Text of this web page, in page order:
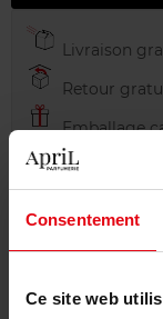
Consentement
Ce site web
Livraison
Retour
Emballage
Description